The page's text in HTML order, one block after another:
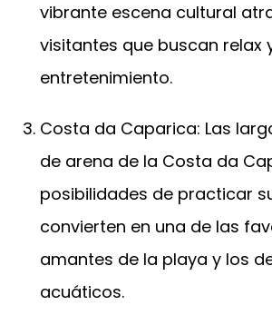
vibrante escena cultural
visitantes que buscan relax
entretenimiento.
Costa da Caparica: Las
de arena de la Costa da
posibilidades de practicar
convierten en una de las
amantes de la playa y los
acuáticos.